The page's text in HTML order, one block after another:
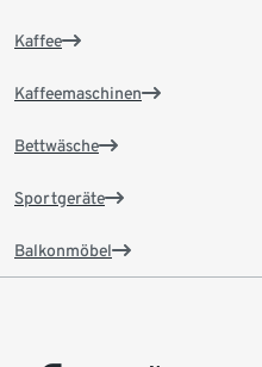
Kaffee
Kaffeemaschinen
Bettwäsche
Sportgeräte
Balkonmöbel